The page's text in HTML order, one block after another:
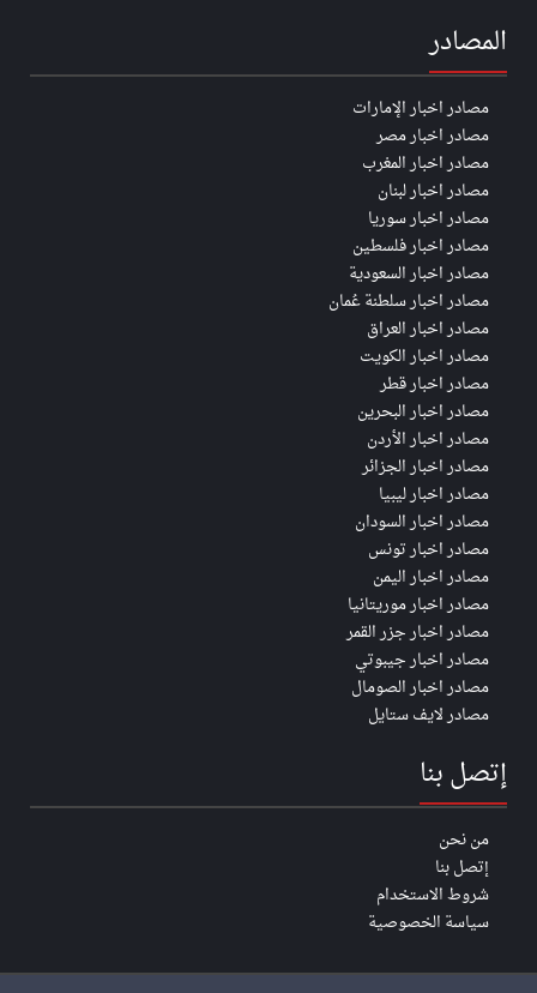
المصادر
مصادر اخبار الإمارات
مصادر اخبار مصر
مصادر اخبار المغرب
مصادر اخبار لبنان
مصادر اخبار سوريا
مصادر اخبار فلسطين
مصادر اخبار السعودية
مصادر اخبار سلطنة عُمان
مصادر اخبار العراق
مصادر اخبار الكويت
مصادر اخبار قطر
مصادر اخبار البحرين
مصادر اخبار الأردن
مصادر اخبار الجزائر
مصادر اخبار ليبيا
مصادر اخبار السودان
مصادر اخبار تونس
مصادر اخبار اليمن
مصادر اخبار موريتانيا
مصادر اخبار جزر القمر
مصادر اخبار جيبوتي
مصادر اخبار الصومال
مصادر لايف ستايل
إتصل بنا
من نحن
إتصل بنا
شروط الاستخدام
سياسة الخصوصية